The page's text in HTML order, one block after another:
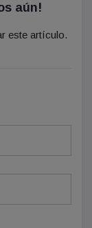
aún!
este artículo.